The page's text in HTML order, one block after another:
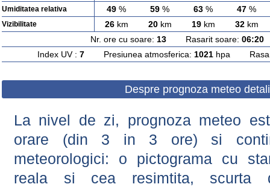
Umiditatea relativa 49 % 59 % 63 % 47 %
Vizibilitate 26km 20km 19km 32km
Nr. ore cu soare: 13Rasarit soare: 06:20
Index UV : 7Presiunea atmosferica: 1021hpa
Despre prognoza meteo
La nivel de zi, prognoza meteo
orare (din 3 in 3 ore) si
meteorologici: o pictograma cu
reala si cea resimtita, scurta